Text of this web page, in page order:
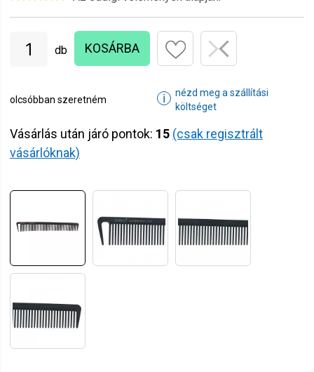
db KOSÁRBA
olcsóbban szeretném ℹ
nézd meg a szállítási
költséget
Vásárlás után járó pontok: 15 (csak regisztrált
vásárlóknak)